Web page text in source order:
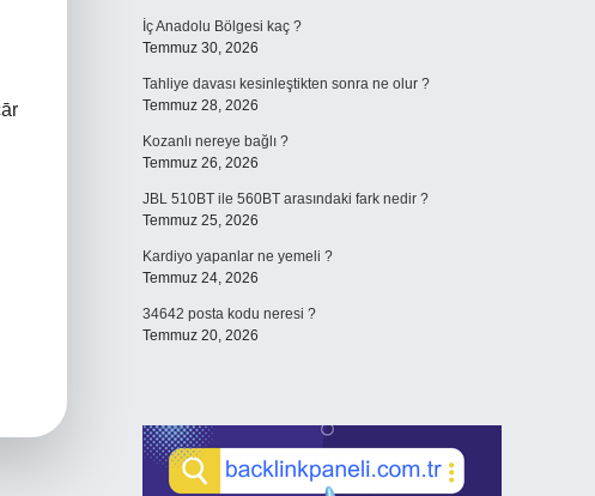
İç Anadolu Bölgesi kaç ?
Temmuz 30, 2026
Tahliye davası kesinleştikten sonra ne olur ?
Temmuz 28, 2026
Kozanlı nereye bağlı ?
Temmuz 26, 2026
JBL 510BT ile 560BT arasındaki fark nedir ?
Temmuz 25, 2026
Kardiyo yapanlar ne yemeli ?
Temmuz 24, 2026
34642 posta kodu neresi ?
Temmuz 20, 2026